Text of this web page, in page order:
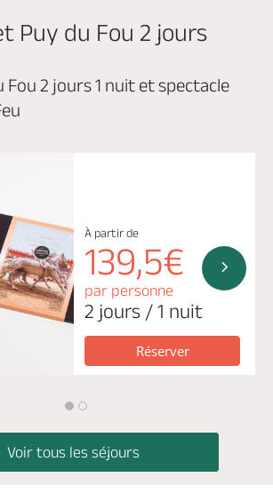
Puy du Fou 2 jours
2 jours 1 nuit et spectacle
À partir de
139,5€
par personne
2 jours / 1 nuit
Réserver
Voir tous les séjours